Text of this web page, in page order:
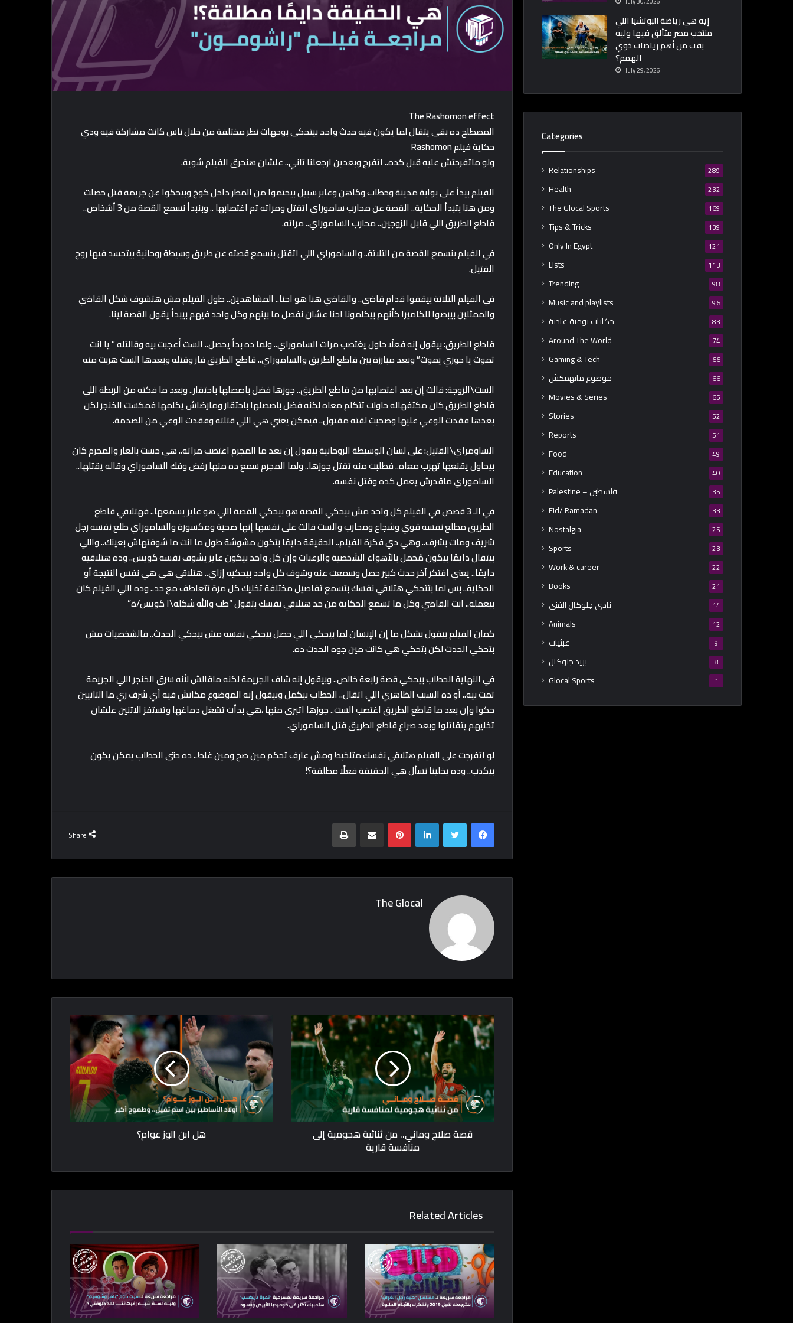
The Rashomon effect
المصطلح ده بقى يتقال لما يكون فيه حدث واحد بيتحكى بوجهات نظر مختلفة من خلال ناس كانت مشاركة فيه ودي
حكاية فيلم Rashomon
ولو ماتفرجتش عليه قبل كده.. اتفرج وبعدين ارجعلنا تاني.. علشان هنحرق الفيلم شوية.
الفيلم بيدأ على بوابة مدينة وحطاب وكاهن وعابر سبيل بيحتموا من المطر داخل كوخ وبيحكوا عن جريمة قتل حصلت
ومن هنا بتبدأ الحكاية.. القصة عن محارب ساموراي اتقتل ومراته تم اغتصابها .. وبنبدأ نسمع القصة من 3 أشخاص..
قاطع الطريق اللي قابل الزوجين.. محارب الساموراي.. مراته.
في الفيلم بنسمع القصة من التلاتة.. والساموراي اللي اتقتل بنسمع قصته عن طريق وسيطة روحانية بيتجسد فيها روح
القتيل.
في الفيلم التلاتة بيقفوا قدام قاضي.. والقاضي هنا هو احنا.. المشاهدين.. طول الفيلم مش هتشوف شكل القاضي
والممثلين بيبصوا للكاميرا كأنهم بيكلمونا احنا عشان نفصل ما بينهم وكل واحد فيهم بيبدأ يقول القصة لينا.
قاطع الطريق: بيقول إنه فعلًا حاول يغتصب مرات الساموراي.. ولما ده بدأ يحصل.. الست أعجبت بيه وقالتله ” يا انت
تموت يا جوزي يموت” وبعد مبارزة بين قاطع الطريق والساموراي.. قاطع الطريق فاز وقتله وبعدها الست هربت منه
الست\الزوجة: قالت إن بعد اغتصابها من قاطع الطريق.. جوزها فضل باصصلها باحتقار.. وبعد ما فكته من الربطة اللي
قاطع الطريق كان مكتفهاله حاولت تتكلم معاه لكنه فضل باصصلها باحتقار ومارضاش يكلمها فمكست الخنجر لكن
بعدها فقدت الوعي عليها وصحيت لقته مقتول.. فيمكن يعني هي اللي قتلته وفقدت الوعي من الصدمة.
الساومراي\القتيل: على لسان الوسيطة الروحانية بيقول إن بعد ما المجرم اغتصب مراته.. هي حست بالعار والمجرم كان
بيحاول يقنعها تهرب معاه.. فطلبت منه تقتل جوزها.. ولما المجرم سمع ده منها رفض وفك الساموراي وقاله يقتلها..
الساموراي ماقدرش يعمل كده وقتل نفسه.
في الـ 3 قصص في الفيلم كل واحد مش بيحكي القصة هو بيحكي القصة اللي هو عايز يسمعها.. فهتلاقي قاطع
الطريق مطلع نفسه قوي وشجاع ومحارب والست قالت على نفسها إنها ضحية ومكسورة والساموراي طلع نفسه رجل
شريف ومات بشرف.. وهي دي فكرة الفيلم.. الحقيقة دايمًا بتكون مشوشة طول ما انت ما شوفتهاش بعينك.. واللي
بيتقال دايمًا بيكون مُحمل بالأهواء الشخصية والرغبات وإن كل واحد بيكون عايز يشوف نفسه كويس.. وده هتلاقيه
دايمًا.. يعني افتكر آخر حدث كبير حصل وسمعت عنه وشوف كل واحد بيحكيه إزاي.. هتلاقي هي هي نفس النتيجة أو
الحكاية.. بس لما بتتحكي هتلاقي نفسك بتسمع تفاصيل مختلفة تخليك كل مرة تتعاطف مع حد.. وده اللي الفيلم كان
بيعمله.. انت القاضي وكل ما تسمع الحكاية من حد هتلاقي نفسك بتقول “طب والله شكله\ا كويس/ة”
كمان الفيلم بيقول بشكل ما إن الإنسان لما بيحكي اللي حصل بيحكي نفسه مش بيحكي الحدث.. فالشخصيات مش
بتحكي الحدث لكن بتحكي هي كانت مين جوه الحدث ده.
في النهاية الحطاب بيحكي قصة رابعة خالص.. وبيقول إنه شاف الجريمة لكنه ماقالش لأنه سرق الخنجر اللي الجريمة
تمت بيه.. أو ده السبب الظاهري اللي اتقال.. الحطاب بيكمل وبيقول إنه الموضوع مكانش فيه أي شرف زي ما التانيين
حكوا وإن بعد ما قاطع الطريق اغتصب الست.. جوزها اتبرى منها ،هي بدأت تشغل دماغها وتستفز الاتنين علشان
تخليهم يتقاتلوا وبعد صراع قاطع الطريق قتل الساموراي.
لو اتفرجت على الفيلم هتلاقي نفسك متلخبط ومش عارف تحكم مين صح ومين غلط.. ده حتى الحطاب يمكن يكون
بيكذب.. وده يخلينا نسأل هي الحقيقة فعلًا مطلقة؟!
Share
Facebook
Twitter
LinkedIn
Pinterest
Print
The Glocal
هل ابن الوز عوام؟ قصة صلاح وماني.. من ثنائية هجومية إلى
منافسة قارية
Related Articles
إيه هي رياضة البوتشيا اللي
منتخب مصر متألق فيها وليه
بقت من أهم رياضات ذوي
الهمم؟
July 29, 2026
Categories
Relationships 289
Health 232
The Glocal Sports 169
Tips & Tricks 139
Only In Egypt 121
Lists 113
Trending 98
Music and playlists 96
حكايات يومية عادية 83
Around The World 74
Gaming & Tech 66
موضوع مايهمكش 66
Movies & Series 65
Stories 52
Reports 51
Food 49
Education 40
Palestine – فلسطين 35
Eid/ Ramadan 33
Nostalgia 25
Sports 23
Work & career 22
Books 21
نادي جلوكال الفني 14
Animals 12
عبثيات 9
بريد جلوكال 8
Glocal Sports 1